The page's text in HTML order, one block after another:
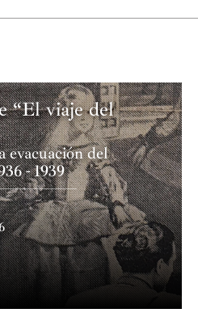
“El viaje del
evacuación del
- 1939